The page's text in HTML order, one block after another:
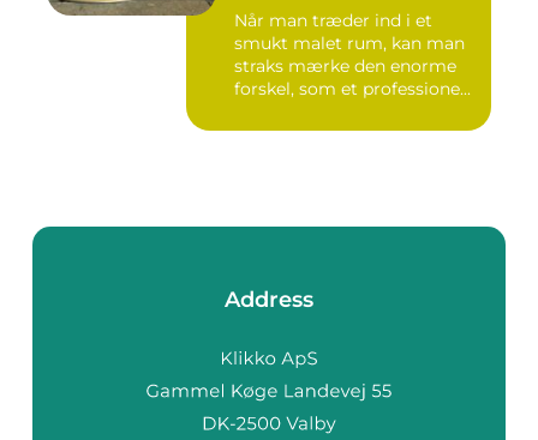
Når man træder ind i et
smukt malet rum, kan man
straks mærke den enorme
forskel, som et professione...
Address